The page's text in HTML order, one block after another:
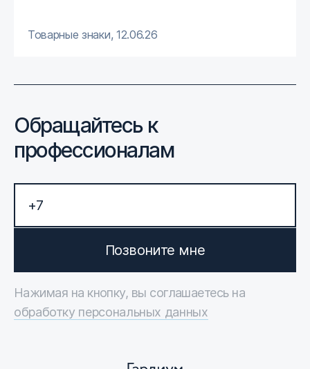
Товарные знаки, 12.06.26
Обращайтесь к
профессионалам
Позвоните мне
Нажимая на кнопку, вы соглашаетесь на
обработку персональных данных